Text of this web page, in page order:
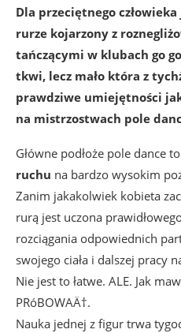
Dla przeciętnego
rurze kojarzony z
tańczącymi w klubach go
tkwi, lecz mało która z
prawdziwe umiejętności
na mistrzostwach pole
Główne podłoże pole dance to
ruchu na bardzo wysokim
Zanim jakakolwiek kobieta
rurą jest uczona
rozciągania odpowiednich
swojego ciała i dalszej pracy
Nie jest to łatwe. ALE. Jak
PRóBOWAÄ†.
Nauka jednej z figur trwa